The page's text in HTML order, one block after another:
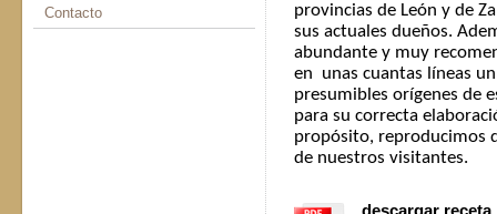
Contacto
provincias de León y de
sus actuales dueños.
abundante y muy
en unas cuantas líneas
presumibles orígenes de
para su correcta
propósito, reproducimos
de nuestros visitantes.